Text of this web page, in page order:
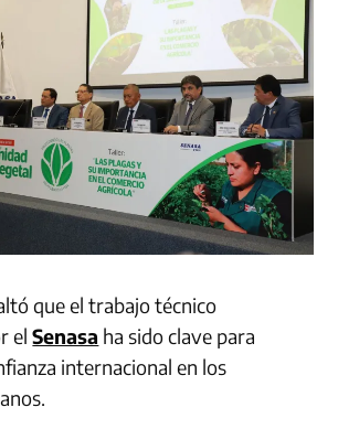
que el trabajo técnico
elSenasa ha sido clave para
internacional en los